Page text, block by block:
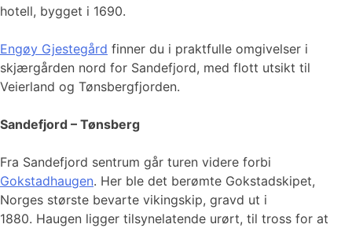
hotell, bygget i 1690.
Engøy Gjestegård finner du i praktfulle omgivelser i
skjærgården nord for Sandefjord, med flott utsikt til
Veierland og Tønsbergfjorden.
Sandefjord – Tønsberg
Fra Sandefjord sentrum går turen videre forbi
Gokstadhaugen. Her ble det berømte Gokstadskipet,
Norges største bevarte vikingskip, gravd ut i
1880. Haugen ligger tilsynelatende urørt, til tross for at